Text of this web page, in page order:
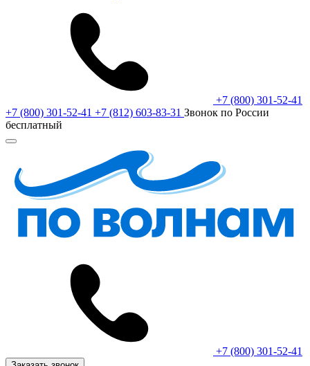
+7 (800) 301-52-41
+7 (800) 301-52-41 +7 (812) 603-83-31 Звонок по России
бесплатный
+7 (800) 301-52-41